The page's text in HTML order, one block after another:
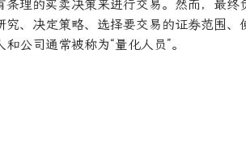
条理的买卖决策来进行交易。然而，最终
究、决定策略、选择要交易的证券范围、
公司通常被称为“量化人员”。